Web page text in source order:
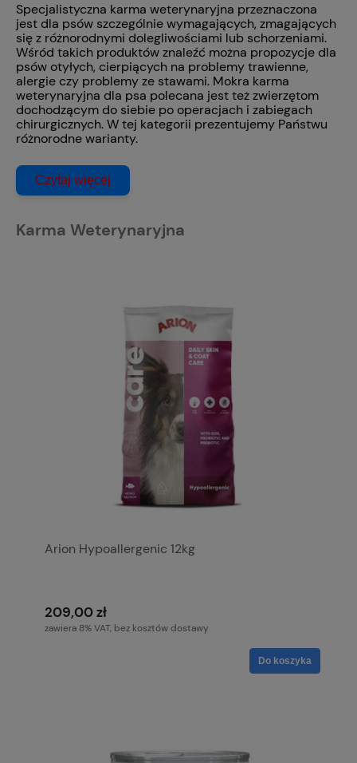
Specjalistyczna karma weterynaryjna przeznaczona
jest dla psów szczególnie wymagających, zmagających
się z różnorodnymi dolegliwościami lub schorzeniami.
Wśród takich produktów znaleźć można propozycje dla
psów otyłych, cierpiących na problemy trawienne,
alergie czy problemy ze stawami. Mokra karma
weterynaryjna dla psa polecana jest też zwierzętom
dochodzącym do siebie po operacjach i zabiegach
chirurgicznych. W tej kategorii prezentujemy Państwu
różnorodne warianty.
Czytaj więcej
Karma Weterynaryjna
Arion Hypoallergenic 12kg
209,00 zł
zawiera 8% VAT, bez kosztów dostawy
Do koszyka